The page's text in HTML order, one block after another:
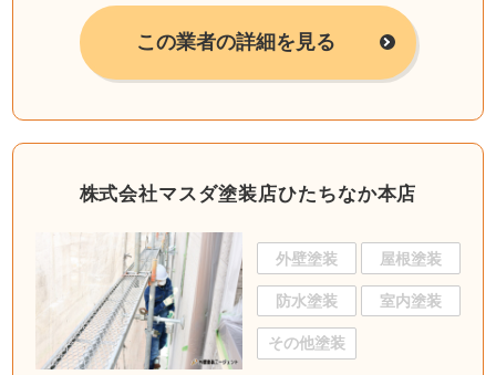
この業者の詳細を見る
株式会社マスダ塗装店ひたちなか本店
外壁塗装 屋根塗装
防水塗装 室内塗装
その他塗装